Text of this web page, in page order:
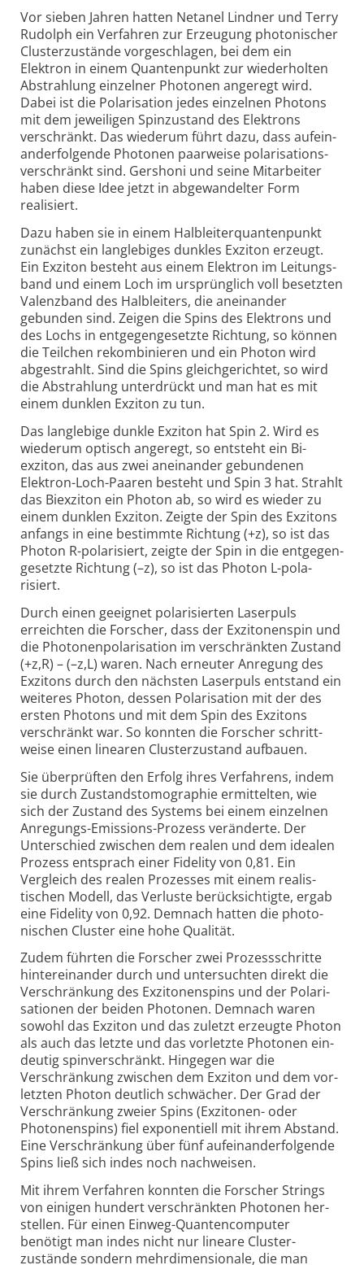
Vor sieben Jahren hatten Netanel Lindner und Terry
Rudolph ein Verfahren zur Erzeugung photo­nischer
Cluster­zustände vorge­schlagen, bei dem ein
Elektron in einem Quanten­punkt zur wieder­holten
Abstrahlung einzelner Photonen ange­regt wird.
Dabei ist die Polari­sation jedes einzelnen Photons
mit dem jeweiligen Spin­zustand des Elektrons
verschränkt. Das wiederum führt dazu, dass auf­ein­
ander­folgende Photonen paar­weise polari­sations­
verschränkt sind. Gershoni und seine Mit­arbeiter
haben diese Idee jetzt in abge­wandelter Form
realisiert.
Dazu haben sie in einem Halbleiterquantenpunkt
zunächst ein lang­lebiges dunkles Exziton erzeugt.
Ein Exziton besteht aus einem Elektron im Leitungs­
band und einem Loch im ursprüng­lich voll besetzten
Valenz­band des Halb­leiters, die anein­ander
gebunden sind. Zeigen die Spins des Elektrons und
des Lochs in entgegen­gesetzte Richtung, so können
die Teilchen rekom­bi­nieren und ein Photon wird
abge­strahlt. Sind die Spins gleich­ge­richtet, so wird
die Abstrahlung unter­drückt und man hat es mit
einem dunklen Exziton zu tun.
Das langlebige dunkle Exziton hat Spin 2. Wird es
wiederum optisch ange­regt, so entsteht ein Bi­
exziton, das aus zwei anein­ander gebun­denen
Elektron-Loch-Paaren besteht und Spin 3 hat. Strahlt
das Bi­exziton ein Photon ab, so wird es wieder zu
einem dunklen Exziton. Zeigte der Spin des Exzitons
anfangs in eine bestimmte Richtung (+z), so ist das
Photon R-pola­risiert, zeigte der Spin in die entgegen­
gesetzte Richtung (–z), so ist das Photon L-pola­
risiert.
Durch einen geeignet polarisierten Laserpuls
erreichten die Forscher, dass der Exzitonen­spin und
die Photonen­polari­sation im verschränkten Zustand
(+z,R) – (–z,L) waren. Nach erneuter Anregung des
Exzitons durch den nächsten Laser­puls entstand ein
weiteres Photon, dessen Polari­sation mit der des
ersten Photons und mit dem Spin des Exzitons
verschränkt war. So konnten die Forscher schritt­
weise einen linearen Cluster­zustand auf­bauen.
Sie überprüften den Erfolg ihres Verfahrens, indem
sie durch Zustands­tomo­graphie ermit­telten, wie
sich der Zustand des Systems bei einem einzelnen
Anregungs-Emissions-Prozess veränderte. Der
Unter­schied zwischen dem realen und dem idealen
Prozess entsprach einer Fide­lity von 0,81. Ein
Vergleich des realen Prozesses mit einem realis­
tischen Modell, das Verluste berück­sich­tigte, ergab
eine Fide­lity von 0,92. Demnach hatten die photo­
nischen Cluster eine hohe Qualität.
Zudem führten die Forscher zwei Prozessschritte
hinter­ein­ander durch und unter­suchten direkt die
Verschränkung des Exzitonen­spins und der Polari­
sationen der beiden Photonen. Demnach waren
sowohl das Exziton und das zuletzt erzeugte Photon
als auch das letzte und das vor­letzte Photonen ein­
deutig spin­ver­schränkt. Hingegen war die
Verschränkung zwischen dem Exziton und dem vor­
letzten Photon deutlich schwächer. Der Grad der
Verschränkung zweier Spins (Exzitonen- oder
Photonen­spins) fiel exponen­tiell mit ihrem Abstand.
Eine Verschränkung über fünf auf­ein­ander­folgende
Spins ließ sich indes noch nach­weisen.
Mit ihrem Verfahren konnten die Forscher Strings
von einigen hundert verschränkten Photonen her­
stellen. Für einen Ein­weg-Quanten­computer
benötigt man indes nicht nur lineare Cluster­
zustände sondern mehr­dimen­sionale, die man